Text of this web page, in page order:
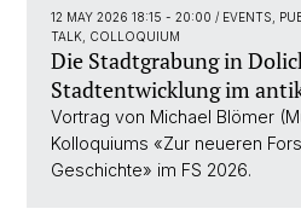
12 MAY 2026 18:15 - 20:00 / EVENTS,
TALK, COLLOQUIUM
Die Stadtgrabung in
Stadtentwicklung im
Vortrag von Michael Blömer
Kolloquiums «Zur neueren
Geschichte» im FS 2026.